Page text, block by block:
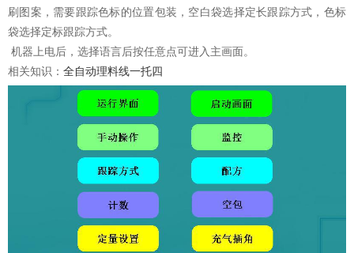
刷图案，需要跟踪色标的位置包装，空白袋选择定长跟踪方式，色标
袋选择定标跟踪方式。
机器上电后，选择语言后按任意点可进入主画面。
相关知识： 全自动理料线一托四